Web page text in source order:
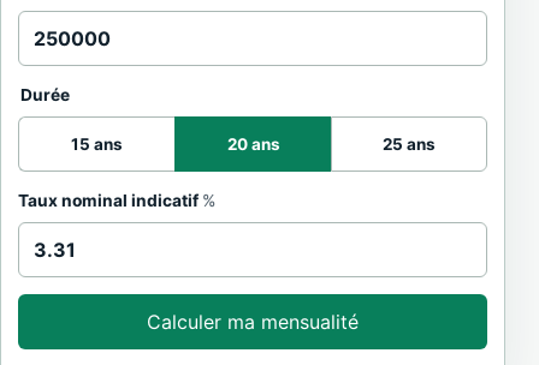
Durée
15 ans 20 ans 25 ans
Taux nominal indicatif %
Calculer ma mensualité